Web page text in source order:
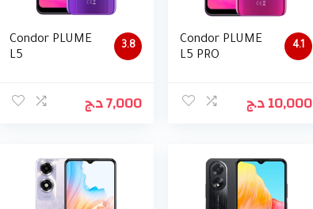
3.8
Condor PLUME
L5
7,000د.ج
4.1
Condor PLUME
L5 PRO
10,000د.ج